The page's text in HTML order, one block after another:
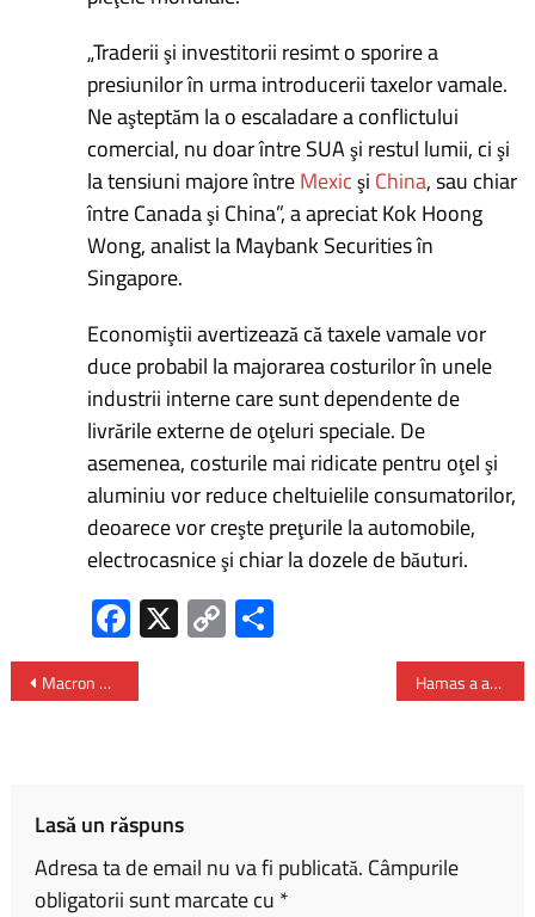
„Traderii şi investitorii resimt o sporire a
presiunilor în urma introducerii taxelor vamale.
Ne aşteptăm la o escaladare a conflictului
comercial, nu doar între SUA şi restul lumii, ci şi
la tensiuni majore întreMexicşi China, sau chiar
între Canada şi China”, a apreciat Kok Hoong
Wong, analist la Maybank Securities în
Singapore.
Economiştii avertizează că taxele vamale vor
duce probabil la majorarea costurilor în unele
industrii interne care sunt dependente de
livrările externe de oţeluri speciale. De
asemenea, costurile mai ridicate pentru oţel şi
aluminiu vor reduce cheltuielile consumatorilor,
deoarece vor creşte preţurile la automobile,
electrocasnice şi chiar la dozele de băuturi.
Fa
ce
b
X C
o
Macron – Franţa trebuie să lupte ‘în acelaşi timp’ împotriva ‘ameninţărilor geopolitice’ şi ‘teroriste’ Hamas a anunțat reluarea negocierilor cu privire la acordul cu Israelul
Lasă un răspuns
Adresa ta de email nu va fi publicată. Câmpurile
obligatorii sunt marcate cu *